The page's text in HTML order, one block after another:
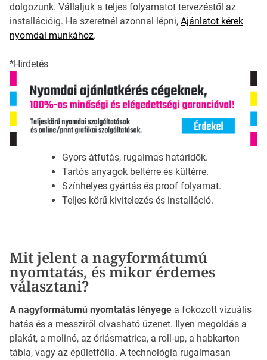
dolgozunk. Vállaljuk a teljes folyamatot tervezéstől az
installációig. Ha szeretnél azonnal lépni, Ajánlatot kérek
nyomdai munkához.
*Hirdetés
Gyors átfutás, rugalmas határidők.
Tartós anyagok beltérre és kültérre.
Színhelyes gyártás és proof folyamat.
Teljes körű kivitelezés és installáció.
Mit jelent a nagyformátumú
nyomtatás, és mikor érdemes
választani?
A nagyformátumú nyomtatás lényege a fokozott vizuális
hatás és a messziről olvasható üzenet. Ilyen megoldás a
plakát, a molinó, az óriásmatrica, a roll-up, a habkarton
tábla, vagy az épületfólia. A technológia rugalmasan